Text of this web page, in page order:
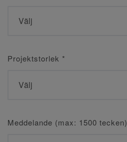
Projektstorlek *
Meddelande (max: 1500 tecken)